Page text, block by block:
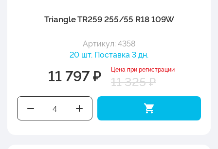
Triangle TR259 255/55 R18 109W
Артикул: 4358
20 шт. Поставка 3 дн.
11 797 ₽ Цена при регистрации
11 325 ₽